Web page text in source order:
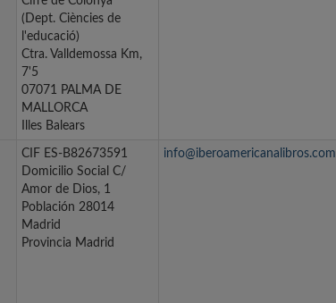
(Dept. Ciències de
l'educació)
Ctra. Valldemossa Km,
7'5
07071 PALMA DE
MALLORCA
Illes Balears
CIF ES-B82673591
Domicilio Social C/
Amor de Dios, 1
Población 28014
Madrid
Provincia Madrid
info@iberoamericanalibros.com